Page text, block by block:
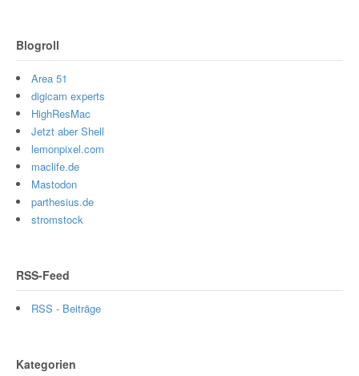
Blogroll
Area 51
digicam experts
HighResMac
Jetzt aber Shell
lemonpixel.com
maclife.de
Mastodon
parthesius.de
stromstock
RSS-Feed
RSS - Beiträge
Kategorien